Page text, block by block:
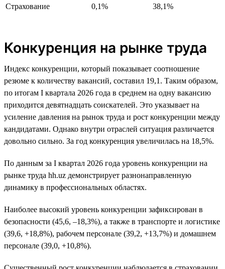
Страхование 0,1% 38,1%
Конкуренция на рынке труда
Индекс конкуренции, который показывает соотношение
резюме к количеству вакансий, составил 19,1. Таким образом,
по итогам I квартала 2026 года в среднем на одну вакансию
приходится девятнадцать соискателей. Это указывает на
усиление давления на рынок труда и рост конкуренции между
кандидатами. Однако внутри отраслей ситуация различается
довольно сильно. За год конкуренция увеличилась на 18,5%.
По данным за I квартал 2026 года уровень конкуренции на
рынке труда hh.uz демонстрирует разнонаправленную
динамику в профессиональных областях.
Наиболее высокий уровень конкуренции зафиксирован в
безопасности (45,6, –18,3%), а также в транспорте и логистике
(39,6, +18,8%), рабочем персонале (39,2, +13,7%) и домашнем
персонале (39,0, +10,8%).